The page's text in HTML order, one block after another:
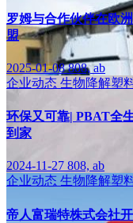
罗姆与合作伙伴在欧
盟
2025-01-08808, ab
企业动态 生物降解塑
环保又可靠| PBAT全
到家
2024-11-27 808, ab
企业动态 生物降解塑
帝人富瑞特株式会社